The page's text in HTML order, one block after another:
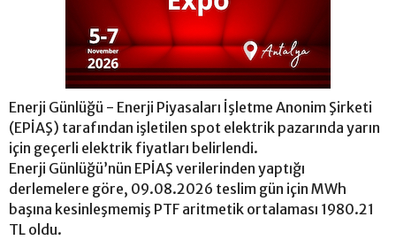
Enerji Günlüğü - Enerji Piyasaları İşletme Anonim Şirketi
(EPİAŞ) tarafından işletilen spot elektrik pazarında yarın
için geçerli elektrik fiyatları belirlendi.
Enerji Günlüğü’nün EPİAŞ verilerinden yaptığı
derlemelere göre, 09.08.2026 teslim gün için MWh
başına kesinleşmemiş PTF aritmetik ortalaması 1980.21
TL oldu.